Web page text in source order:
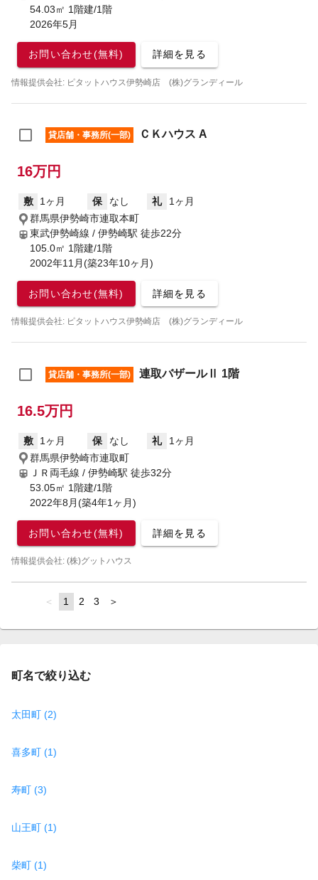
54.03㎡ 1階建/1階
2026年5月
お問い合わせ(無料) 詳細を見る
情報提供会社: ピタットハウス伊勢崎店 (株)グランディール
貸店舗・事務所(一部) ＣＫハウス A
16万円
敷 1ヶ月 保 なし 礼
1ヶ月
群馬県伊勢崎市連取本町
東武伊勢崎線 / 伊勢崎駅 徒歩22分
105.0㎡ 1階建/1階
2002年11月(築23年10ヶ月)
お問い合わせ(無料) 詳細を見る
情報提供会社: ピタットハウス伊勢崎店 (株)グランディール
貸店舗・事務所(一部) 連取バザールⅡ 1階
16.5万円
敷 1ヶ月 保 なし 礼
1ヶ月
群馬県伊勢崎市連取町
ＪＲ両毛線 / 伊勢崎駅 徒歩32分
53.05㎡ 1階建/1階
2022年8月(築4年1ヶ月)
お問い合わせ(無料) 詳細を見る
情報提供会社: (株)グットハウス
page
You're
page
1 page
2 page
3 page
町名で絞り込む
太田町 (2)
喜多町 (1)
寿町 (3)
山王町 (1)
柴町 (1)